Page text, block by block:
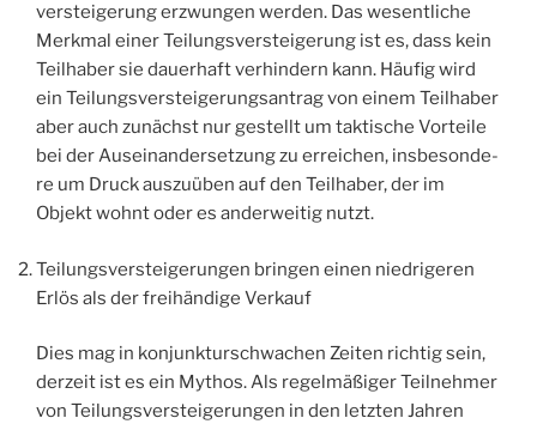
ver­stei­ge­rung erzwun­gen wer­den. Das wesent­li­che
Merk­mal einer Tei­lungs­ver­stei­ge­rung ist es, dass kein
Teil­ha­ber sie dau­er­haft ver­hin­dern kann. Häu­fig wird
ein Tei­lungs­ver­stei­ge­rungs­an­trag von einem Teil­ha­ber
aber auch zunächst nur gestellt um tak­ti­sche Vor­tei­le
bei der Aus­ein­an­der­set­zung zu errei­chen, ins­be­son­de­
re um Druck aus­zu­üben auf den Teil­ha­ber, der im
Objekt wohnt oder es ander­wei­tig nutzt.
Tei­lungs­ver­stei­ge­run­gen brin­gen einen nied­ri­ge­ren
Erlös als der frei­hän­di­ge Verkauf
Dies mag in kon­junk­tur­schwa­chen Zei­ten rich­tig sein,
der­zeit ist es ein Mythos. Als regel­mä­ßi­ger Teil­neh­mer
von Tei­lungs­ver­stei­ge­run­gen in den letz­ten Jah­ren